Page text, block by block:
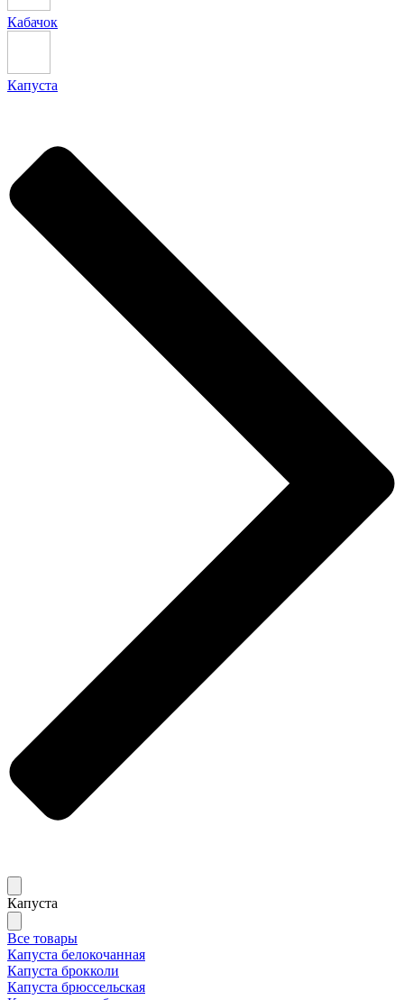
Кабачок
Капуста
Капуста
Все товары
Капуста белокочанная
Капуста брокколи
Капуста брюссельская